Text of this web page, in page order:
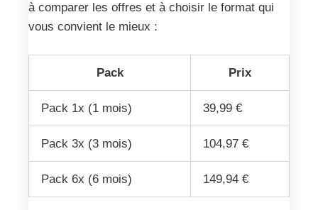
à comparer les offres et à choisir le format qui
vous convient le mieux :
Pack Prix
Pack 1x (1 mois) 39,99 €
Pack 3x (3 mois) 104,97 €
Pack 6x (6 mois) 149,94 €